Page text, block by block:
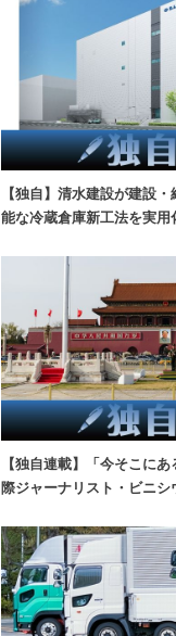
【独自】清水建設が建設
能な冷蔵倉庫新工法を実用
【独自連載】「今そこに
際ジャーナリスト・ビニシ